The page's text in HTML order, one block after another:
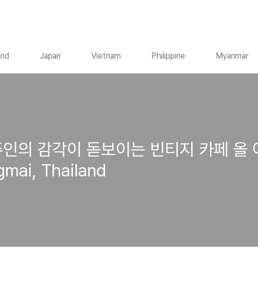
Japan Vietnam Philippine Myanmar
의 감각이 돋보이는 빈티지 카페
Thailand